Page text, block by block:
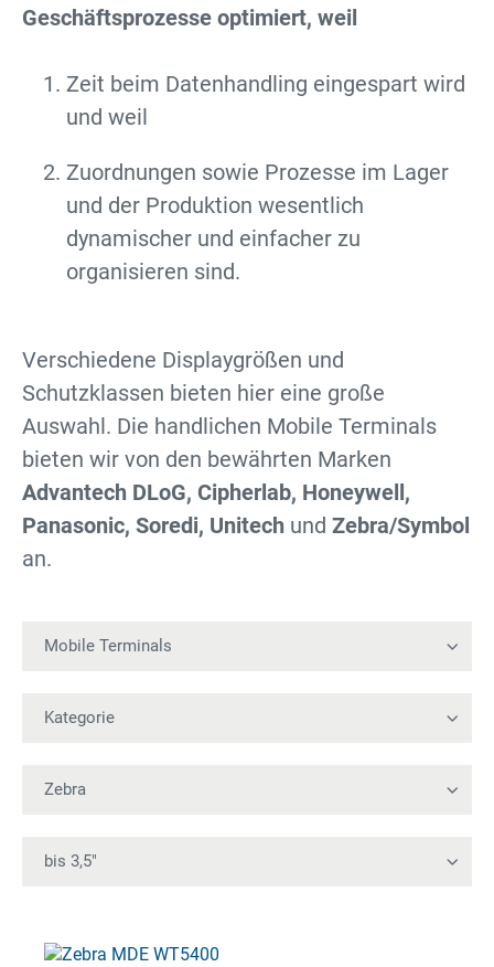
Geschäftsprozesse optimiert, weil
Zeit beim Datenhandling eingespart wird
und weil
Zuordnungen sowie Prozesse im Lager
und der Produktion wesentlich
dynamischer und einfacher zu
organisieren sind.
Verschiedene Displaygrößen und
Schutzklassen bieten hier eine große
Auswahl. Die handlichen Mobile Terminals
bieten wir von den bewährten Marken
Advantech DLoG, Cipherlab, Honeywell,
Panasonic, Soredi, Unitech und Zebra/Symbol
an.